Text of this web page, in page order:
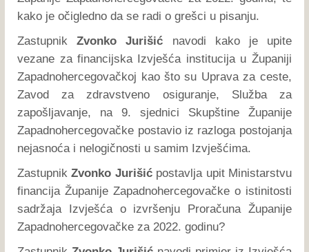
kako je očigledno da se radi o grešci u pisanju.
ZastupnikZvonko Jurišić navodi kako je upite
vezane za financijska Izvješća institucija u Županiji
Zapadnohercegovačkoj kao što su Uprava za ceste,
Zavod za zdravstveno osiguranje, Služba za
zapošljavanje, na 9. sjednici Skupštine Županije
Zapadnohercegovačke postavio iz razloga postojanja
nejasnoća i nelogičnosti u samim Izvješćima.
ZastupnikZvonko Jurišićpostavlja upit Ministarstvu
financija Županije Zapadnohercegovačke o istinitosti
sadržaja Izvješća o izvršenju Proračuna Županije
Zapadnohercegovačke za 2022. godinu?